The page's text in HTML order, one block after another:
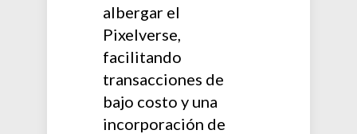
albergar el
Pixelverse,
facilitando
transacciones de
bajo costo y una
incorporación de